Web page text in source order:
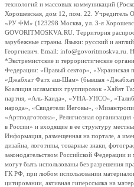
технологий и массовых коммуникаций
Хорошевская, дом 12, пом. 22. Учредитель
«РУ ФМ» (123298 Москва, ул. 3-я
GOVORITMOSKVA.RU. Территория
зарубежные страны. Языки: русский и
Георгиевич. Email: info@govoritmoskva.ru.
*Экстремистские и террористические
Федерации: «Правый сектор»,
«Джабхат Фатх аш-Шам» (бывшая
Коалиция исламских группировок «Хайят
партия, «Аль-Каида», «УНА-УНСО»,
народа», «Свидетели Иеговы»,
«Артподготовка», Религиозная
в России» и входящие в ее структуру
Информация, размещенная на портале, а
дизайна, логотипы, товарные знаки,
законодательством Российской Федерации
могут быть использованы без разрешения
ГК РФ, при любом использовании
цитировании, активная гиперссылка на